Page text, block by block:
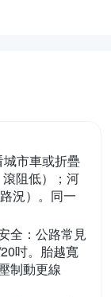
城市車或折疊
阻低）；河
況）。同一
全： 公路常見
吋。胎越寬
制動更線